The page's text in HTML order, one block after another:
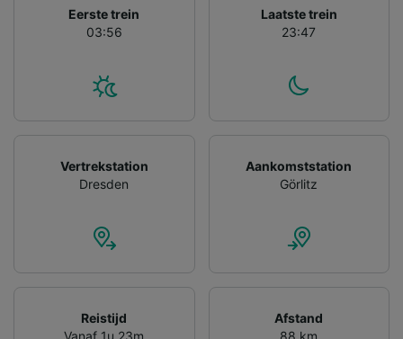
Eerste trein
03:56
Laatste trein
23:47
Vertrekstation
Dresden
Aankomststation
Görlitz
Reistijd
Vanaf 1u 23m
Afstand
88 km